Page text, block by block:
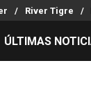
River Tigre
ÚLTIMAS